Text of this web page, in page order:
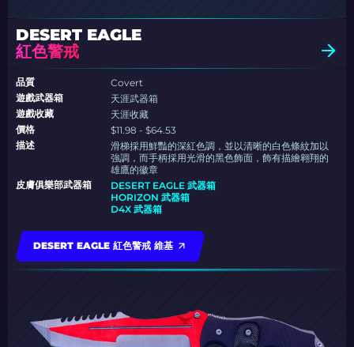
DESERT EAGLE
紅色警戒
品質
Covert
遊戲武器箱
天涯武器箱
遊戲收藏
天涯收藏
價格
$11.98 - $64.53
描述
滑梯採用鮮豔的深紅色調，並以清晰的白色條紋加以
強調，而手柄採用光滑的黑色飾面，飾有描繪翱翔的
雄鷹的徽章
皮膚俱樂部武器箱
DESERT EAGLE 武器箱
HORIZON 武器箱
D4X 武器箱
DESERT EAGLE 紅色警戒 維基